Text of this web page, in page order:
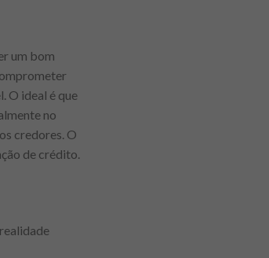
um bom
O ideal é que
no
credores. O
de crédito.